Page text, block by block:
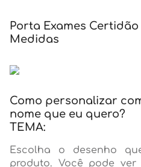
Porta Exames Certidão
Medidas
Como personalizar
nome que eu quero?
TEMA:
Escolha o desenho
produto. Você pode